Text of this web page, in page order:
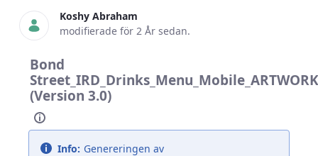
Koshy Abraham
modifierade för 2 År sedan.
Bond
(Version 3.0)
Info: Genereringen av